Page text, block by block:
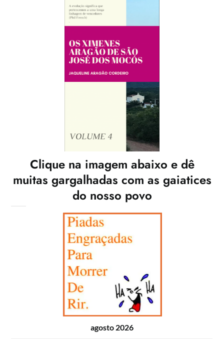
Clique na imagem abaixo e dê
muitas gargalhadas com as gaiatices
do nosso povo
agosto 2026